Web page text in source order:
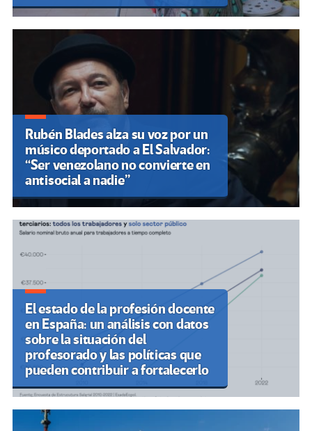
Rubén Blades alza su voz por un
músico deportado a El Salvador:
“Ser venezolano no convierte en
antisocial a nadie”
El estado de la profesión docente
en España: un análisis con datos
sobre la situación del
profesorado y las políticas que
pueden contribuir a fortalecerlo